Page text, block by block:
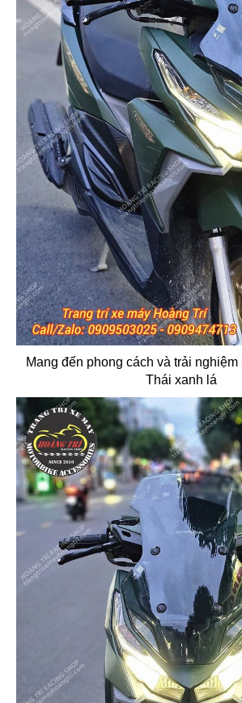
Mang đến phong cách và trải
Thái xanh lá